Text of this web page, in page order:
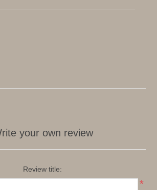
your own review
Review title:
*